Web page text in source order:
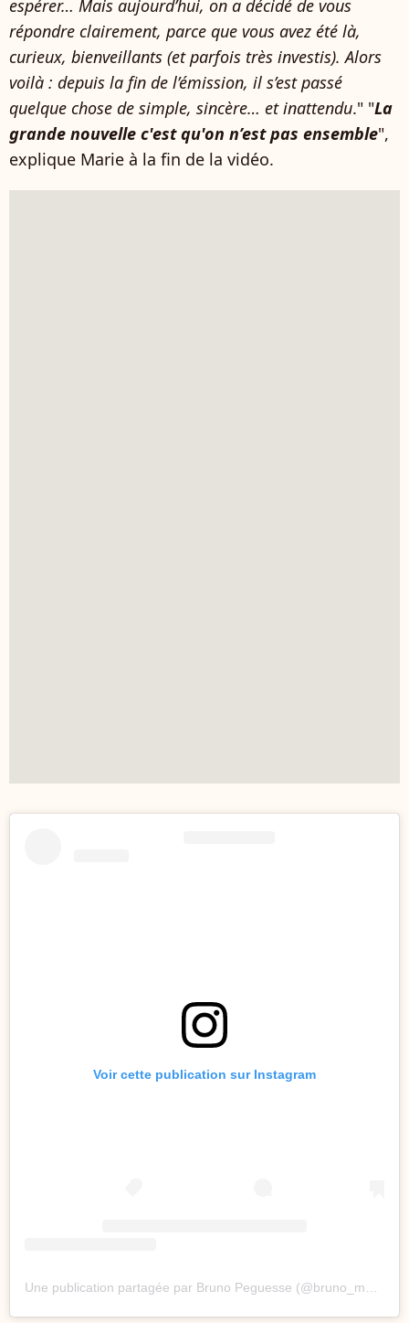
espérer… Mais aujourd’hui, on a décidé de vous
répondre clairement, parce que vous avez été là,
curieux, bienveillants (et parfois très investis). Alors
voilà : depuis la fin de l’émission, il s’est passé
quelque chose de simple, sincère… et inattendu." "La
grande nouvelle c'est qu'on n’est pas ensemble",
explique Marie à la fin de la vidéo.
Voir cette publication sur Instagram